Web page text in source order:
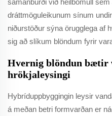
samanburði við heilbómull
dráttmöguleikunum sínum
niðurstöður sýna örugglega af
sig að slíkum blöndum fyrir
Hvernig blöndun bætir
hrökjaleysingi
Hybríduppbyggingin leysir
á meðan betri formvarðan er